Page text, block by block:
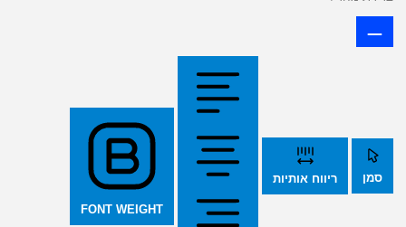
סמן ריווח אותיות
FONT WEIGHT